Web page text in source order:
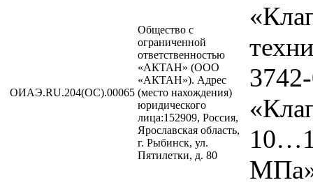
ОИАЭ.RU.204(ОС).00065
Общество с
ограниченной
ответственностью
«АКТАН» (ООО
«АКТАН»). Адрес
(место нахождения)
юридического
лица:152909, Россия,
Ярославская область,
г. Рыбинск, ул.
Пятилетки, д. 80